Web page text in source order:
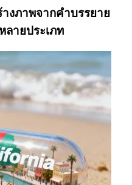
างภาพจากคำบรรยาย
ลายประเภท